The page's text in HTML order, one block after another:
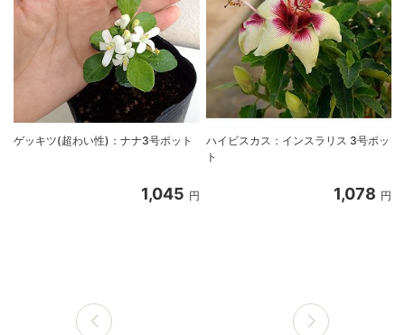
ゲッキツ(超わい性)：ナナ3号ポット
1,045 円
ハイビスカス：インスラリス 3号ポッ
ト
1,078 円